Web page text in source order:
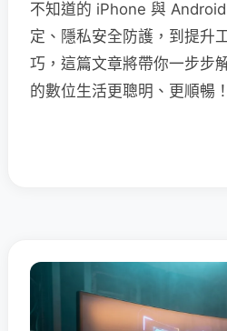
不知道的 iPhone 與
定、隱私安全防護，到提升
巧，這篇文章將帶你一步步
的數位生活更聰明、更順暢！